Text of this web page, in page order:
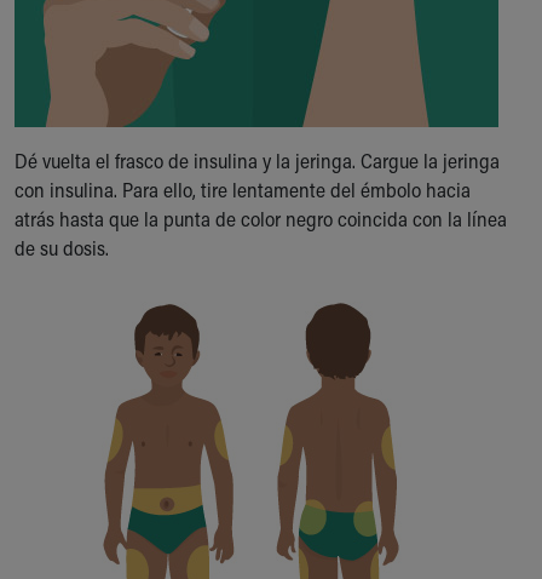
Dé vuelta el frasco de insulina y la jeringa. Cargue la jeringa
con insulina. Para ello, tire lentamente del émbolo hacia
atrás hasta que la punta de color negro coincida con la línea
de su dosis.